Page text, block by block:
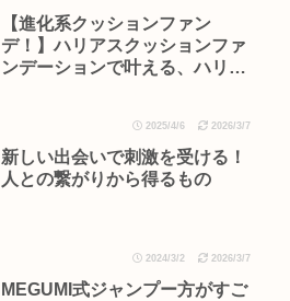
【進化系クッションファン
デ！】ハリアスクッションファ
ンデーションで叶える、ハリと
2025/4/6 2026/3/7
新しい出会いで刺激を受ける！
人との繋がりから得るもの
2024/3/2 2026/3/7
MEGUMI式ジャンプー方がすご